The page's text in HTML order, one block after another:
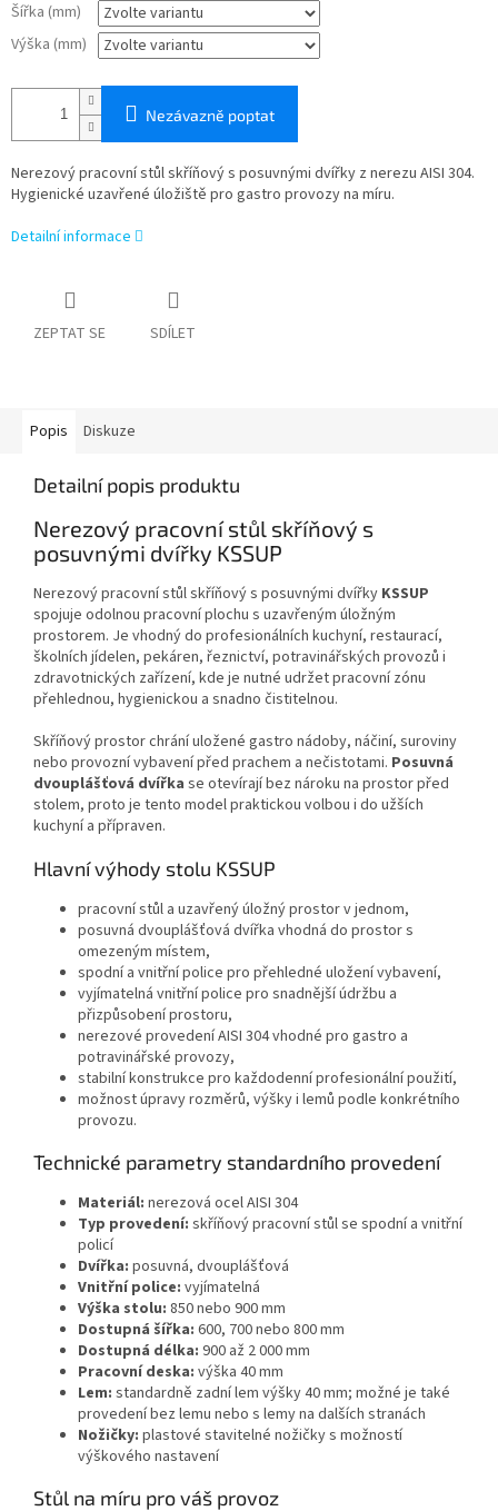
Šířka (mm)
Výška (mm)
Nezávazně poptat
Nerezový pracovní stůl skříňový s posuvnými dvířky z nerezu AISI 304.
Hygienické uzavřené úložiště pro gastro provozy na míru.
Detailní informace
ZEPTAT SE SDÍLET
Popis Diskuze
Detailní popis produktu
Nerezový pracovní stůl skříňový s
posuvnými dvířky KSSUP
Nerezový pracovní stůl skříňový s posuvnými dvířky KSSUP
spojuje odolnou pracovní plochu s uzavřeným úložným
prostorem. Je vhodný do profesionálních kuchyní, restaurací,
školních jídelen, pekáren, řeznictví, potravinářských provozů i
zdravotnických zařízení, kde je nutné udržet pracovní zónu
přehlednou, hygienickou a snadno čistitelnou.
Skříňový prostor chrání uložené gastro nádoby, náčiní, suroviny
nebo provozní vybavení před prachem a nečistotami. Posuvná
dvouplášťová dvířka se otevírají bez nároku na prostor před
stolem, proto je tento model praktickou volbou i do užších
kuchyní a přípraven.
Hlavní výhody stolu KSSUP
pracovní stůl a uzavřený úložný prostor v jednom,
posuvná dvouplášťová dvířka vhodná do prostor s
omezeným místem,
spodní a vnitřní police pro přehledné uložení vybavení,
vyjímatelná vnitřní police pro snadnější údržbu a
přizpůsobení prostoru,
nerezové provedení AISI 304 vhodné pro gastro a
potravinářské provozy,
stabilní konstrukce pro každodenní profesionální použití,
možnost úpravy rozměrů, výšky i lemů podle konkrétního
provozu.
Technické parametry standardního provedení
Materiál: nerezová ocel AISI 304
Typ provedení: skříňový pracovní stůl se spodní a vnitřní
policí
Dvířka: posuvná, dvouplášťová
Vnitřní police: vyjímatelná
Výška stolu: 850 nebo 900 mm
Dostupná šířka: 600, 700 nebo 800 mm
Dostupná délka: 900 až 2 000 mm
Pracovní deska: výška 40 mm
Lem: standardně zadní lem výšky 40 mm; možné je také
provedení bez lemu nebo s lemy na dalších stranách
Nožičky: plastové stavitelné nožičky s možností
výškového nastavení
Stůl na míru pro váš provoz